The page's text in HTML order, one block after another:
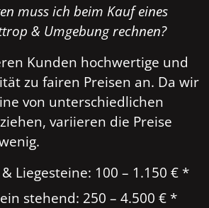
muss ich beim Kauf eines
& Umgebung rechnen?
Kunden hochwertige und
zu fairen Preisen an. Da wir
von unterschiedlichen
variieren die Preise
Liegesteine: 100 – 1.150 € *
stehend: 250 – 4.500 € *